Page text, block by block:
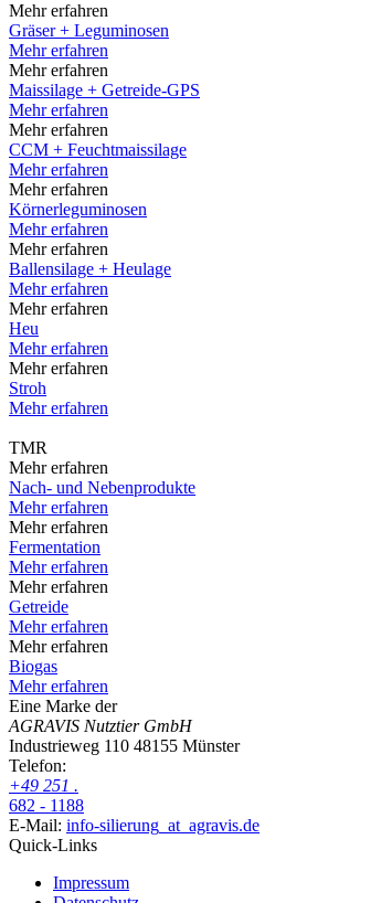
Mehr erfahren
Gräser + Leguminosen
Mehr erfahren
Mehr erfahren
Maissilage + Getreide-GPS
Mehr erfahren
Mehr erfahren
CCM + Feuchtmaissilage
Mehr erfahren
Mehr erfahren
Körnerleguminosen
Mehr erfahren
Mehr erfahren
Ballensilage + Heulage
Mehr erfahren
Mehr erfahren
Heu
Mehr erfahren
Mehr erfahren
Stroh
Mehr erfahren
TMR
Mehr erfahren
Nach- und Nebenprodukte
Mehr erfahren
Mehr erfahren
Fermentation
Mehr erfahren
Mehr erfahren
Getreide
Mehr erfahren
Mehr erfahren
Biogas
Mehr erfahren
Eine Marke der
AGRAVIS Nutztier GmbH
Industrieweg 110 48155 Münster
Telefon:
+49 251 .
682 - 1188
E-Mail: info-silierung _at_ agravis.de
Quick-Links
Impressum